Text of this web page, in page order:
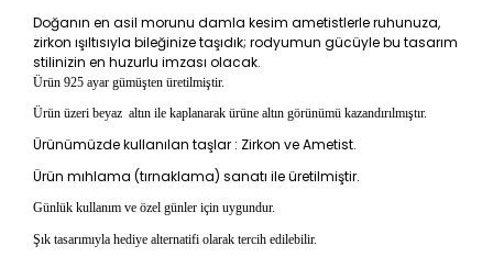
Doğanın en asil morunu damla kesim ametistlerle ruhunuza,
zirkon ışıltısıyla bileğinize taşıdık; rodyumun gücüyle bu tasarım
stilinizin en huzurlu imzası olacak.
Ürün 925 ayar gümüşten üretilmiştir.
Ürün üzeri beyaz altın ile kaplanarak ürüne altın görünümü kazandırılmıştır.
Ürünümüzde kullanılan taşlar : Zirkon ve Ametist.
Ürün mıhlama (tırnaklama) sanatı ile üretilmiştir.
Günlük kullanım ve özel günler için uygundur.
Şık tasarımıyla hediye alternatifi olarak tercih edilebilir.